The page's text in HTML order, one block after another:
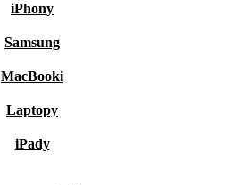
iPhony
Samsung
MacBooki
Laptopy
iPady